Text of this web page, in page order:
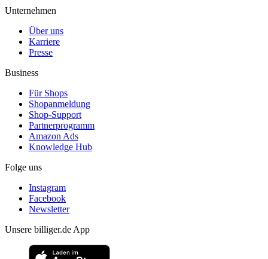
Unternehmen
Über uns
Karriere
Presse
Business
Für Shops
Shopanmeldung
Shop-Support
Partnerprogramm
Amazon Ads
Knowledge Hub
Folge uns
Instagram
Facebook
Newsletter
Unsere billiger.de App